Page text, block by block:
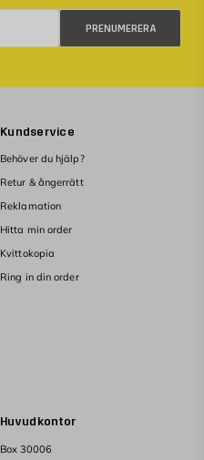
PRENUMERERA
Huvudkontor
Box 30006
Kundservice
Behöver du hjälp?
Retur & ångerrätt
Reklamation
Hitta min order
Kvittokopia
Ring in din order